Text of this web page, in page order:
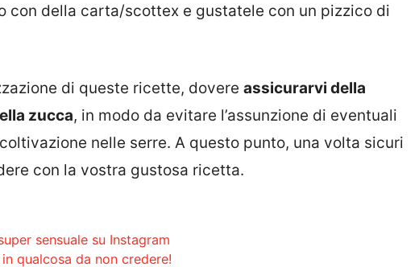
con della carta/scottex e gustatele con un pizzico di
di queste ricette, dovere assicurarvi della
zucca, in modo da evitare l’assunzione di eventuali
nelle serre. A questo punto, una volta sicuri
con la vostra gustosa ricetta.
sensuale su Instagram
qualcosa da non credere!